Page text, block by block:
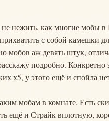
нежить, как многие мобы
с собой камешки
мобов аж девять штук,
подробно. Конкретно
х5, у этого ещё и спойла
мобам в комнате. Есть
ещё и Страйк вплотную,